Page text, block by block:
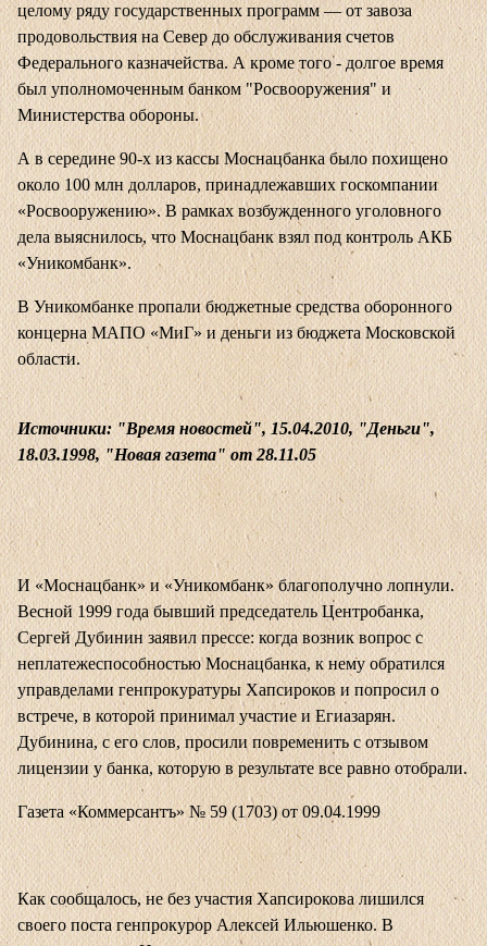
целому ряду государственных программ — от завоза
продовольствия на Север до обслуживания счетов
Федерального казначейства. А кроме того - долгое время
был уполномоченным банком "Росвооружения" и
Министерства обороны.
А в середине 90-х из кассы Моснацбанка было похищено
около 100 млн долларов, принадлежавших госкомпании
«Росвооружению». В рамках возбужденного уголовного
дела выяснилось, что Моснацбанк взял под контроль АКБ
«Уникомбанк».
В Уникомбанке пропали бюджетные средства оборонного
концерна МАПО «МиГ» и деньги из бюджета Московской
области.
Источники: "Время новостей", 15.04.2010, "Деньги",
18.03.1998, "Новая газета" от 28.11.05
И «Моснацбанк» и «Уникомбанк» благополучно лопнули.
Весной 1999 года бывший председатель Центробанка,
Сергей Дубинин заявил прессе: когда возник вопрос с
неплатежеспособностью Моснацбанка, к нему обратился
управделами генпрокуратуры Хапсироков и попросил о
встрече, в которой принимал участие и Егиазарян.
Дубинина, с его слов, просили повременить с отзывом
лицензии у банка, которую в результате все равно отобрали.
Газета «Коммерсантъ» № 59 (1703) от 09.04.1999
Как сообщалось, не без участия Хапсирокова лишился
своего поста генпрокурор Алексей Ильюшенко. В